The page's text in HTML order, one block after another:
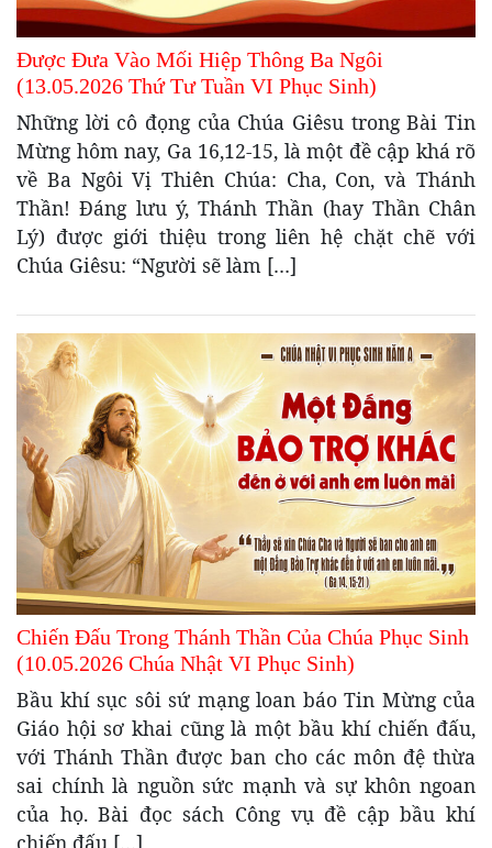
Được Đưa Vào Mối Hiệp Thông Ba Ngôi
(13.05.2026 Thứ Tư Tuần VI Phục Sinh)
Những lời cô đọng của Chúa Giêsu trong Bài Tin
Mừng hôm nay, Ga 16,12-15, là một đề cập khá rõ
về Ba Ngôi Vị Thiên Chúa: Cha, Con, và Thánh
Thần! Đáng lưu ý, Thánh Thần (hay Thần Chân
Lý) được giới thiệu trong liên hệ chặt chẽ với
Chúa Giêsu: “Người sẽ làm […]
Chiến Đấu Trong Thánh Thần Của Chúa Phục Sinh
(10.05.2026 Chúa Nhật VI Phục Sinh)
Bầu khí sục sôi sứ mạng loan báo Tin Mừng của
Giáo hội sơ khai cũng là một bầu khí chiến đấu,
với Thánh Thần được ban cho các môn đệ thừa
sai chính là nguồn sức mạnh và sự khôn ngoan
của họ. Bài đọc sách Công vụ đề cập bầu khí
chiến đấu […]